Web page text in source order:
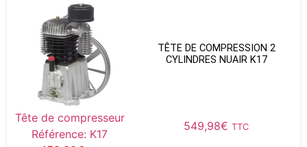
TÊTE DE COMPRESSION 2
CYLINDRES NUAIR K17
Tête de compresseur
Référence: K17
549,98€ TTC